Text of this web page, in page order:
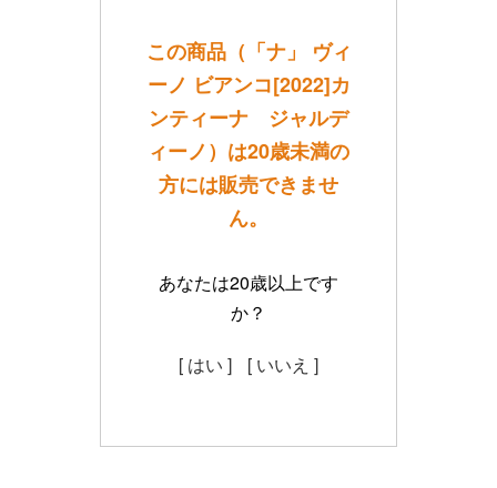
この商品（「ナ」 ヴィ
ーノ ビアンコ[2022]カ
ンティーナ ジャルデ
ィーノ）は20歳未満の
方には販売できませ
ん。
あなたは20歳以上です
か？
[ はい ] [ いいえ ]